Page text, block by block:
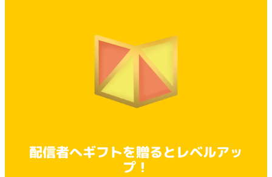
配信者へギフトを贈るとレベルアッ
プ！